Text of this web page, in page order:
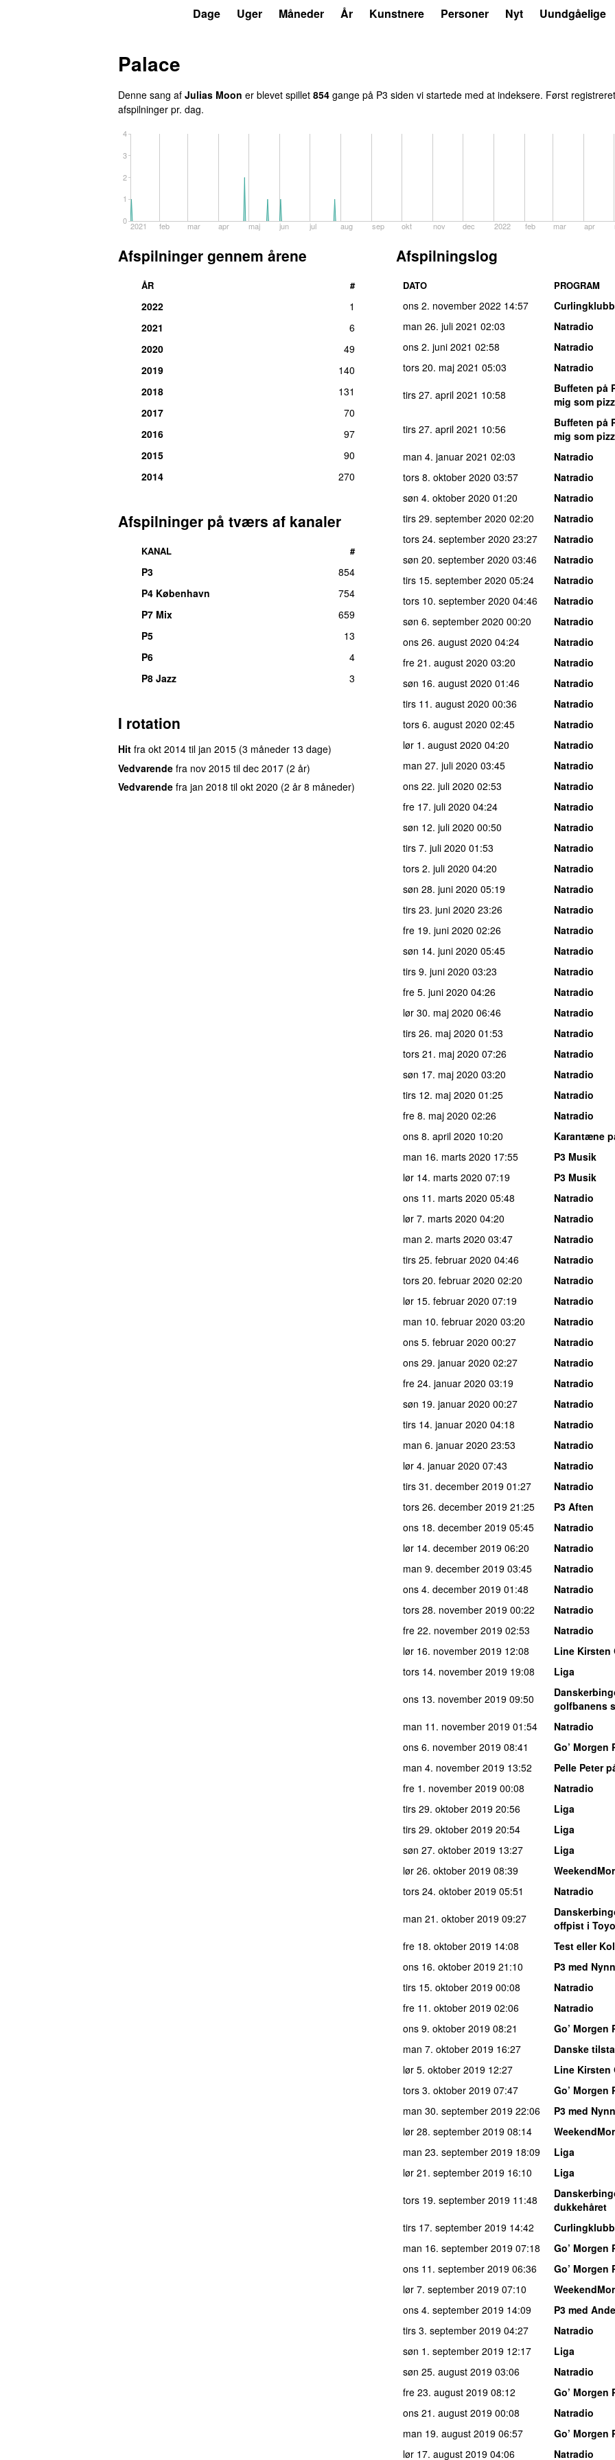
Dage Uger Måneder År Kunstnere Personer Nyt Uundgåelige
Palace
Denne sang af Julias Moon er blevet spillet 854 gange på P3 siden vi startede med at indeksere. Først
afspilninger pr. dag.
2021 feb mar apr maj jun jul aug sep okt nov dec 2022 feb mar apr
0
1
2
3
4
Afspilninger gennem årene
ÅR #
2022
1
2021
6
2020
49
2019
140
2018
131
2017
70
2016
97
2015
90
2014
270
Afspilninger på tværs af kanaler
KANAL #
P3
854
P4 København
754
P7 Mix
659
P5
13
P6
4
P8 Jazz
3
I rotation
Hit fra okt 2014 til jan 2015 (3 måneder 13 dage)
Vedvarende fra nov 2015 til dec 2017 (2 år)
Vedvarende fra jan 2018 til okt 2020 (2 år 8 måneder)
Afspilningslog
DATO PROGRAM
ons 2. november 2022 14:57
man 26. juli 2021 02:03
Natradio
ons 2. juni 2021 02:58
Natradio
tors 20. maj 2021 05:03
Natradio
tirs 27. april 2021 10:58
Buffeten på
mig som
tirs 27. april 2021 10:56
Buffeten på
mig som
man 4. januar 2021 02:03
Natradio
tors 8. oktober 2020 03:57
Natradio
søn 4. oktober 2020 01:20
Natradio
tirs 29. september 2020 02:20
Natradio
tors 24. september 2020 23:27
Natradio
søn 20. september 2020 03:46
Natradio
tirs 15. september 2020 05:24
Natradio
tors 10. september 2020 04:46
Natradio
søn 6. september 2020 00:20
Natradio
ons 26. august 2020 04:24
Natradio
fre 21. august 2020 03:20
Natradio
søn 16. august 2020 01:46
Natradio
tirs 11. august 2020 00:36
Natradio
tors 6. august 2020 02:45
Natradio
lør 1. august 2020 04:20
Natradio
man 27. juli 2020 03:45
Natradio
ons 22. juli 2020 02:53
Natradio
fre 17. juli 2020 04:24
Natradio
søn 12. juli 2020 00:50
Natradio
tirs 7. juli 2020 01:53
Natradio
tors 2. juli 2020 04:20
Natradio
søn 28. juni 2020 05:19
Natradio
tirs 23. juni 2020 23:26
Natradio
fre 19. juni 2020 02:26
Natradio
søn 14. juni 2020 05:45
Natradio
tirs 9. juni 2020 03:23
Natradio
fre 5. juni 2020 04:26
Natradio
lør 30. maj 2020 06:46
Natradio
tirs 26. maj 2020 01:53
Natradio
tors 21. maj 2020 07:26
Natradio
søn 17. maj 2020 03:20
Natradio
tirs 12. maj 2020 01:25
Natradio
fre 8. maj 2020 02:26
Natradio
ons 8. april 2020 10:20
Karantæne
man 16. marts 2020 17:55
P3 Musik
lør 14. marts 2020 07:19
P3 Musik
ons 11. marts 2020 05:48
Natradio
lør 7. marts 2020 04:20
Natradio
man 2. marts 2020 03:47
Natradio
tirs 25. februar 2020 04:46
Natradio
tors 20. februar 2020 02:20
Natradio
lør 15. februar 2020 07:19
Natradio
man 10. februar 2020 03:20
Natradio
ons 5. februar 2020 00:27
Natradio
ons 29. januar 2020 02:27
Natradio
fre 24. januar 2020 03:19
Natradio
søn 19. januar 2020 00:27
Natradio
tirs 14. januar 2020 04:18
Natradio
man 6. januar 2020 23:53
Natradio
lør 4. januar 2020 07:43
Natradio
tirs 31. december 2019 01:27
Natradio
tors 26. december 2019 21:25
P3 Aften
ons 18. december 2019 05:45
Natradio
lør 14. december 2019 06:20
Natradio
man 9. december 2019 03:45
Natradio
ons 4. december 2019 01:48
Natradio
tors 28. november 2019 00:22
Natradio
fre 22. november 2019 02:53
Natradio
lør 16. november 2019 12:08
Line Kirsten
tors 14. november 2019 19:08
Liga
ons 13. november 2019 09:50
golfbanens
man 11. november 2019 01:54
Natradio
ons 6. november 2019 08:41
Go’ Morgen
man 4. november 2019 13:52
Pelle Peter
fre 1. november 2019 00:08
Natradio
tirs 29. oktober 2019 20:56
Liga
tirs 29. oktober 2019 20:54
Liga
søn 27. oktober 2019 13:27
Liga
lør 26. oktober 2019 08:39
tors 24. oktober 2019 05:51
Natradio
man 21. oktober 2019 09:27
offpist i
fre 18. oktober 2019 14:08
Test eller
ons 16. oktober 2019 21:10
P3 med
tirs 15. oktober 2019 00:08
Natradio
fre 11. oktober 2019 02:06
Natradio
ons 9. oktober 2019 08:21
Go’ Morgen
man 7. oktober 2019 16:27
Danske
lør 5. oktober 2019 12:27
Line Kirsten
tors 3. oktober 2019 07:47
Go’ Morgen
man 30. september 2019 22:06
P3 med
lør 28. september 2019 08:14
man 23. september 2019 18:09
Liga
lør 21. september 2019 16:10
Liga
tors 19. september 2019 11:48
dukkehåret
tirs 17. september 2019 14:42
man 16. september 2019 07:18
Go’ Morgen
ons 11. september 2019 06:36
Go’ Morgen
lør 7. september 2019 07:10
ons 4. september 2019 14:09
P3 med
tirs 3. september 2019 04:27
Natradio
søn 1. september 2019 12:17
Liga
søn 25. august 2019 03:06
Natradio
fre 23. august 2019 08:12
Go’ Morgen
ons 21. august 2019 00:08
Natradio
man 19. august 2019 06:57
Go’ Morgen
lør 17. august 2019 04:06 Natradio